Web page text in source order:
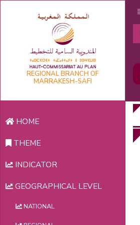
REGIONAL BRANCH OF
MARRAKESH-SAFI
HOME
THEME
INDICATOR
GEOGRAPHICAL LEVEL
NATIONAL